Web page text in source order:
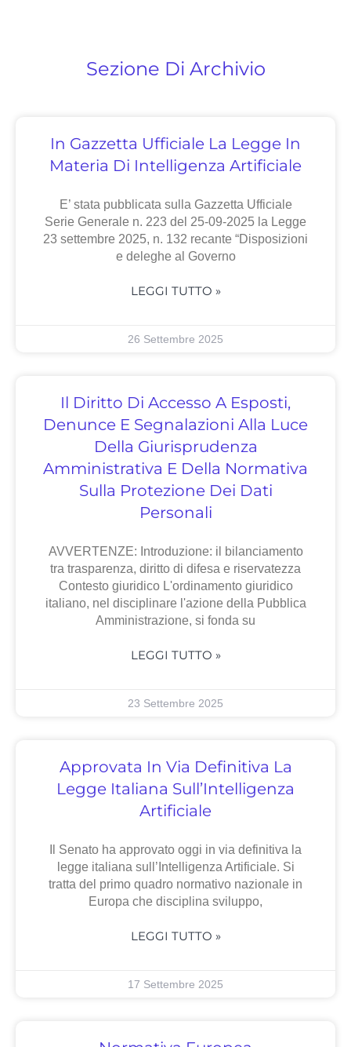
Sezione Di Archivio
In Gazzetta Ufficiale La Legge In
Materia Di Intelligenza Artificiale
E’ stata pubblicata sulla Gazzetta Ufficiale
Serie Generale n. 223 del 25-09-2025 la Legge
23 settembre 2025, n. 132 recante “Disposizioni
e deleghe al Governo
LEGGI TUTTO »
26 Settembre 2025
Il Diritto Di Accesso A Esposti,
Denunce E Segnalazioni Alla Luce
Della Giurisprudenza
Amministrativa E Della Normativa
Sulla Protezione Dei Dati
Personali
AVVERTENZE: Introduzione: il bilanciamento
tra trasparenza, diritto di difesa e riservatezza
Contesto giuridico L'ordinamento giuridico
italiano, nel disciplinare l'azione della Pubblica
Amministrazione, si fonda su
LEGGI TUTTO »
23 Settembre 2025
Approvata In Via Definitiva La
Legge Italiana Sull’Intelligenza
Artificiale
Il Senato ha approvato oggi in via definitiva la
legge italiana sull’Intelligenza Artificiale. Si
tratta del primo quadro normativo nazionale in
Europa che disciplina sviluppo,
LEGGI TUTTO »
17 Settembre 2025